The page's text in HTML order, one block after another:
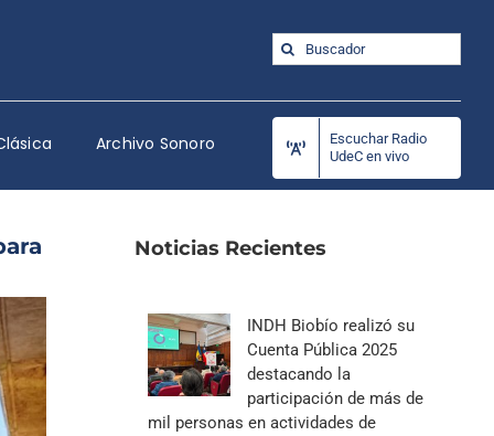
Buscar:
Archivo Sonoro
Escuchar Radio
UdeC en vivo
Noticias Recientes
INDH Biobío realizó su
Cuenta Pública 2025
destacando la
participación de más de
mil personas en actividades de